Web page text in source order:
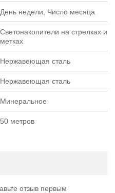
День недели, Число месяца
Светонакопители на стрелках и
метках
Нержавеющая сталь
Нержавеющая сталь
Минеральное
50 метров
отзыв первым